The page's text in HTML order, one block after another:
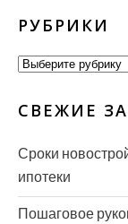
РУБРИКИ
Рубрики
СВЕЖИЕ
Сроки
ипотеки
Пошаговое